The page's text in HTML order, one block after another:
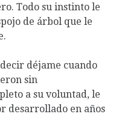
Todo su instinto le
de árbol que le
déjame cuando
sin
a su voluntad, le
desarrollado en años